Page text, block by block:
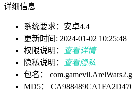
详细信息
系统要求：安卓4.4
更新时间: 2024-01-02 10:25:48
权限说明：
查看详情
隐私说明：
查看隐私
包名：
MD5：